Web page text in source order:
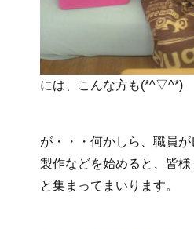
には、こんな方も(*^▽^*)
が・・・何かしら、職員
製作などを始めると、皆様
と集まってまいります。